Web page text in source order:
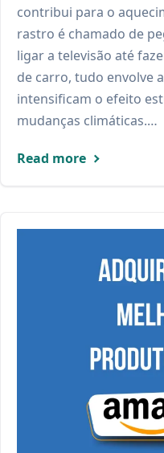
contribui para o
rastro é chamado de
ligar a televisão até
de carro, tudo envolve
intensificam o efeito
mudanças climáticas.…
Read more